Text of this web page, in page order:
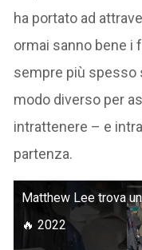
ha portato ad
ormai sanno bene i
sempre più spesso
modo diverso per
intrattenere – e
partenza.
Matthew Lee trova
🔥 2022